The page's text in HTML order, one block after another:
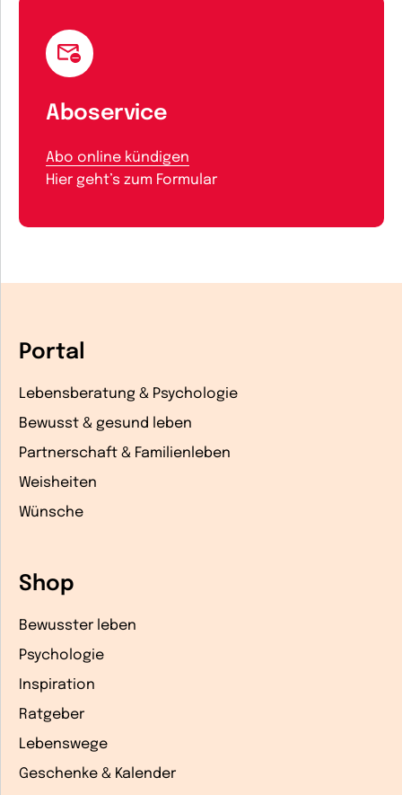
Aboservice
Abo online kündigen
Hier geht’s zum Formular
Portal
Lebensberatung & Psychologie
Bewusst & gesund leben
Partnerschaft & Familienleben
Weisheiten
Wünsche
Shop
Bewusster leben
Psychologie
Inspiration
Ratgeber
Lebenswege
Geschenke & Kalender